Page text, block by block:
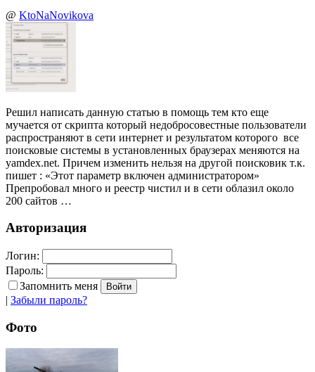
@ KtoNaNovikova
Решил написать данную статью в помощь тем кто еще
мучается от скрипта который недобросовестные пользователи
распространяют в сети интернет и результатом которого все
поисковые системы в установленных браузерах меняются на
yamdex.net. Причем изменить нельзя на другой поисковик т.к.
пишет : «Этот параметр включен администратором»
Препробовал много и реестр чистил и в сети облазил около
200 сайтов …
Авторизация
Логин:
Пароль:
Запомнить меня
| Забыли пароль?
Фото